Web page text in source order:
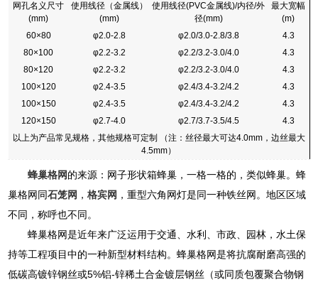
网孔名义尺寸
(mm)
使用线径（金属线）
(mm)
使用线径(PVC金属线)/内径/外
径(mm)
最大宽幅
(m)
60×80
φ2.0-2.8 φ2.0/3.0-2.8/3.8
4.3
80×100
φ2.2-3.2 φ2.2/3.2-3.0/4.0
4.3
80×120
φ2.2-3.2 φ2.2/3.2-3.0/4.0
4.3
100×120
φ2.4-3.5 φ2.4/3.4-3.2/4.2
4.3
100×150
φ2.4-3.5 φ2.4/3.4-3.2/4.2
4.3
120×150
φ2.7-4.0 φ2.7/3.7-3.5/4.5
4.3
以上为产品常见规格，其他规格可定制 （注：丝径最大可达4.0mm，边丝最大
4.5mm）
蜂巢格网的来源：网子形状箱蜂巢，一格一格的，类似蜂巢。蜂
巢格网同石笼网 ，格宾网 ，重型六角网灯是同一种铁丝网。地区区域
不同，称呼也不同。
蜂巢格网是近年来广泛运用于交通、水利、市政、园林，水土保
持等工程项目中的一种新型材料结构。蜂巢格网是将抗腐耐磨高强的
低碳高镀锌钢丝或5%铝-锌稀土合金镀层钢丝（或同质包覆聚合物钢